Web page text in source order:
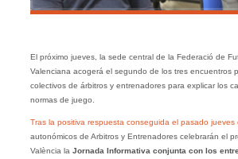
El próximo jueves, la sede central de la Federació de
Valenciana acogerá el segundo de los tres encuentros
colectivos de árbitros y entrenadores para explicar los
normas de juego.
Tras la positiva respuesta conseguida el pasado jueves
autonómicos de Arbitros y Entrenadores celebrarán el
València la Jornada Informativa conjunta con los